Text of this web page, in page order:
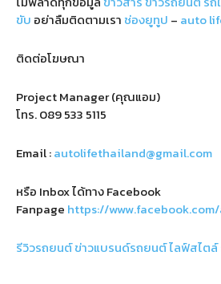
ขับ อย่าลืมติดตามเรา ช่องยูทูป – auto
ติดต่อโฆษณา
Project Manager (คุณแอม)
โทร.089 533 5115
Email :autolifethailand@gmail.com
หรือ Inbox ได้ทาง Facebook
Fanpage https://
รีวิวรถยนต์ข่าวแบรนด์รถยนต์ไลฟ์สไตล์